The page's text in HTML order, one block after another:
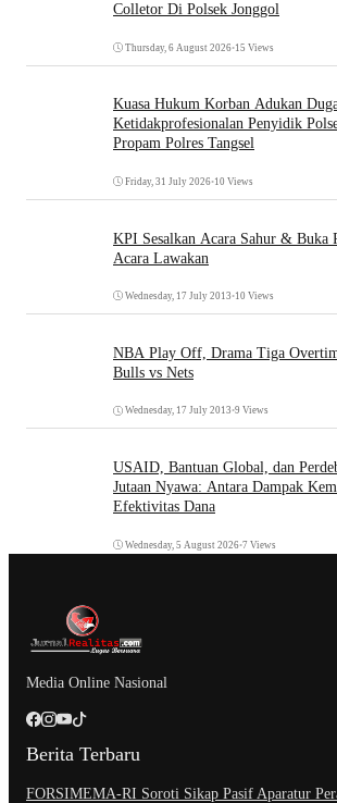
Colletor Di Polsek Jonggol
Thursday, 6 August 2026•15 Views
Kuasa Hukum Korban Adukan
Ketidakprofesionalan Penyidik
Propam Polres Tangsel
Friday, 31 July 2026•10 Views
KPI Sesalkan Acara Sahur & Buka
Acara Lawakan
Wednesday, 17 July 2013 •10 Views
NBA Play Off, Drama Tiga
Bulls vs Nets
Wednesday, 17 July 2013 •9 Views
USAID, Bantuan Global, dan
Jutaan Nyawa: Antara Dampak
Efektivitas Dana
Wednesday, 5 August 2026•7 Views
Media Online Nasional
Berita Terbaru
​FORSIMEMA-RI Soroti Sikap Pasif Aparatur